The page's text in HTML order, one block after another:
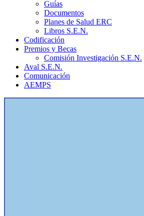
Guías
Documentos
Planes de Salud ERC
Libros S.E.N.
Codificación
Premios y Becas
Comisión Investigación S.E.N.
Aval S.E.N.
Comunicación
AEMPS